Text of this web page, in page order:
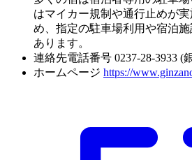
はマイカー規制や通行止めが
め、指定の駐車場利用や宿泊
あります。
連絡先電話番号 0237-28-3933 (
ホームページ https://